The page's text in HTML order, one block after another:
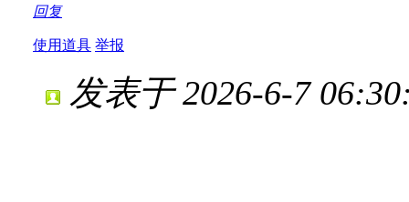
回复
使用道具 举报
发表于 2026-6-7